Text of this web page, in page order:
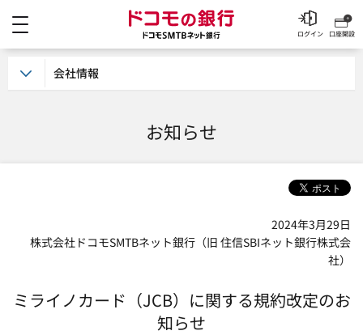
ドコモの銀行 ドコモ
口座開設
ログイン
お知らせ
2024年3月29日
株式会社ドコモSMTBネット銀行（旧 住信SBIネット銀行株式会
社）
ミライノカード（JCB）に関する規約改定のお
知らせ
会社情報